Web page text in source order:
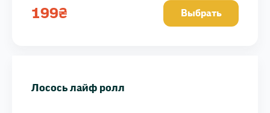
Авокадо мини ролл
Филадельфия мини ролл
199₴ Выбрать
Лосось лайф ролл